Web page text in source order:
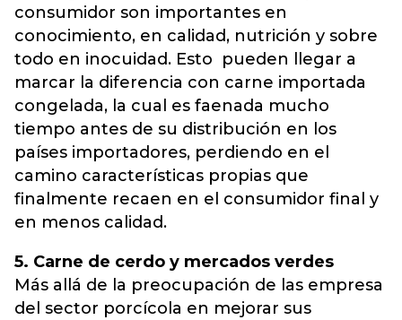
consumidor son importantes en
conocimiento, en calidad, nutrición y sobre
todo en inocuidad. Esto pueden llegar a
marcar la diferencia con carne importada
congelada, la cual es faenada mucho
tiempo antes de su distribución en los
países importadores, perdiendo en el
camino características propias que
finalmente recaen en el consumidor final y
en menos calidad.
5. Carne de cerdo y mercados verdes
Más allá de la preocupación de las empresa
del sector porcícola en mejorar sus